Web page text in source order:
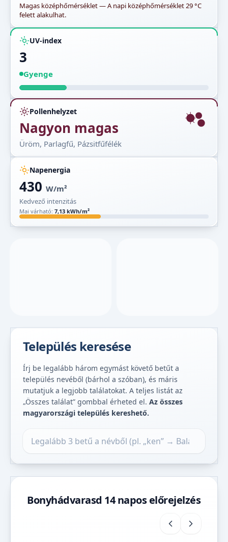
Magas középhőmérséklet — A napi középhőmérséklet 29 °C
felett alakulhat.
UV-index
3
Gyenge
Pollenhelyzet
Nagyon magas
Üröm, Parlagfű, Pázsitfűfélék
Napenergia
430 W/m²
Kedvező intenzitás
Mai várható: 7,13 kWh/m²
Település keresése
Írj be legalább három egymást követő betűt a
település nevéből (bárhol a szóban), és máris
mutatjuk a legjobb találatokat. A teljes listát az
„Összes találat” gombbal érheted el. Az összes
magyarországi település kereshető.
Bonyhádvarasd 14 napos előrejelzés